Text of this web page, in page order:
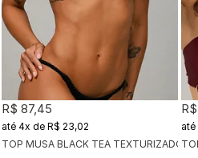
TOP MUSA BLACK TEA TEXTURIZADO
R$ 87,45
4x de R$ 23,02